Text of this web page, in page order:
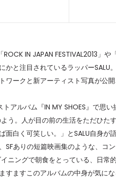
IN JAPAN FESTIVAL2013」
と注目されているラッパーSALU
ークと新アーティスト写真が公開
アルバム『IN MY SHOES』で思
う。人が目の前の生活をただひた
面白く可笑しい。」とSALU自身
SFありの短篇映画集のような、コ
ニングで朝食をとっている、日
ますこのアルバムの中身が気にな